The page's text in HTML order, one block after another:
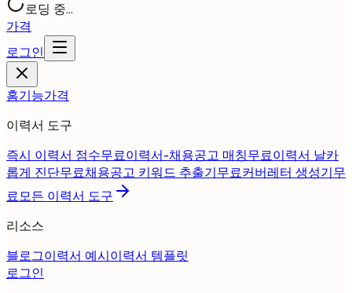
로딩 중...
가격
로그인
홈기능가격
이력서 도구
즉시 이력서 점수무료이력서-채용공고 매칭무료이력서 날카
롭게 진단무료채용공고 키워드 추출기무료커버레터 생성기무
료모든 이력서 도구
리소스
블로그이력서 예시이력서 템플릿
로그인